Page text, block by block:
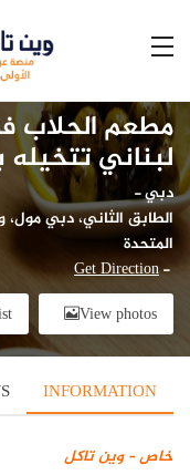
مطعم
لبناني
دبي-
الطابق الثاني، دبي مول،
المتحدة
-
Get Direction
View photos
INFORMATION
خاص – وين تاكل